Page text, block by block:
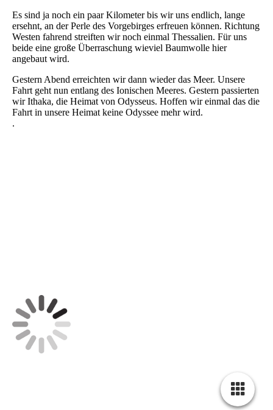
Es sind ja noch ein paar Kilometer bis wir uns endlich, lange
ersehnt, an der Perle des Vorgebirges erfreuen können. Richtung
Westen fahrend streiften wir noch einmal Thessalien. Für uns
beide eine große Überraschung wieviel Baumwolle hier
angebaut wird.
Gestern Abend erreichten wir dann wieder das Meer. Unsere
Fahrt geht nun entlang des Ionischen Meeres. Gestern passierten
wir Ithaka, die Heimat von Odysseus. Hoffen wir einmal das die
Fahrt in unsere Heimat keine Odyssee mehr wird.
.